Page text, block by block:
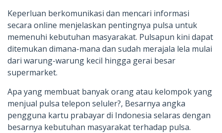
Keperluan berkomunikasi dan mencari informasi
secara online menjelaskan pentingnya pulsa untuk
memenuhi kebutuhan masyarakat. Pulsapun kini dapat
ditemukan dimana-mana dan sudah merajala lela mulai
dari warung-warung kecil hingga gerai besar
supermarket.
Apa yang membuat banyak orang atau kelompok yang
menjual pulsa telepon seluler?, Besarnya angka
pengguna kartu prabayar di Indonesia selaras dengan
besarnya kebutuhan masyarakat terhadap pulsa.